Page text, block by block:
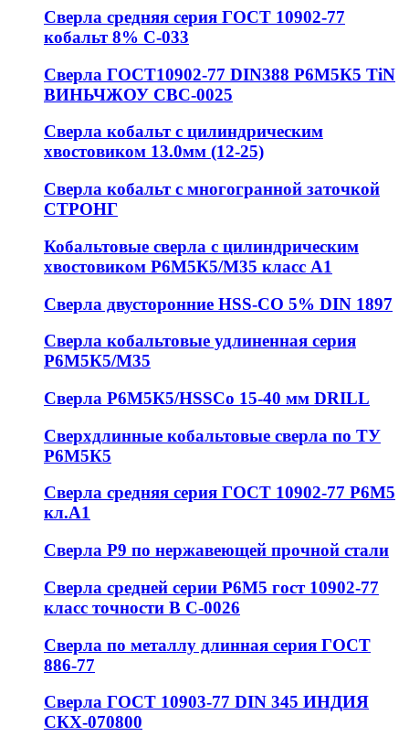
Сверла средняя серия ГОСТ 10902-77
кобальт 8% С-033
Сверла ГОСТ10902-77 DIN388 Р6М5К5 TiN
ВИНЬЧЖОУ СВС-0025
Сверла кобальт с цилиндрическим
хвостовиком 13.0мм (12-25)
Сверла кобальт с многогранной заточкой
СТРОНГ
Кобальтовые сверла с цилиндрическим
хвостовиком Р6М5К5/М35 класс А1
Сверла двусторонние HSS-CO 5% DIN 1897
Сверла кобальтовые удлиненная серия
Р6М5К5/М35
Сверла Р6М5К5/HSSCo 15-40 мм DRILL
Сверхдлинные кобальтовые сверла по ТУ
Р6М5К5
Сверла средняя серия ГОСТ 10902-77 Р6М5
кл.А1
Сверла Р9 по нержавеющей прочной стали
Сверла средней серии Р6М5 гост 10902-77
класс точности В С-0026
Сверла по металлу длинная серия ГОСТ
886-77
Сверла ГОСТ 10903-77 DIN 345 ИНДИЯ
СКХ-070800